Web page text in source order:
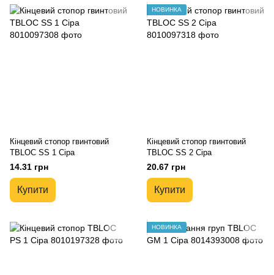
Кінцевий стопор гвинтовий
TBLOC SS 1 Сіра
14.31 грн
Купити
НОВИНКА
Кінцевий стопор гвинтовий
TBLOC SS 2 Сіра
20.67 грн
Купити
НОВИНКА